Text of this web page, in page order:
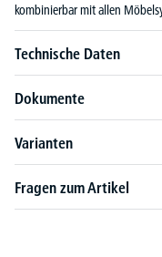
kombinierbar mit allen
Technische Daten
Dokumente
Varianten
Fragen zum Artikel